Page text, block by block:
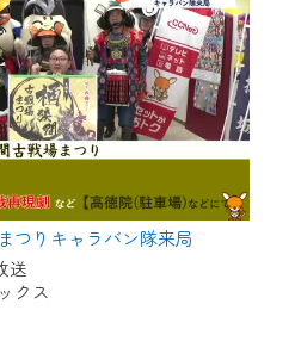
つりキャラバン隊来局
送
クス